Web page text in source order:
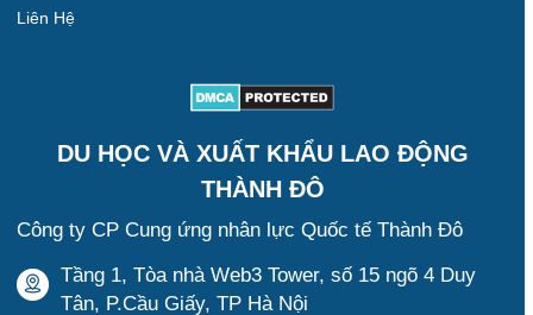
Liên Hệ
DU HỌC VÀ XUẤT KHẨU LAO ĐỘNG
THÀNH ĐÔ
Công ty CP Cung ứng nhân lực Quốc tế Thành Đô
Tầng 1, Tòa nhà Web3 Tower, số 15 ngõ 4 Duy
Tân, P.Cầu Giấy, TP Hà Nội